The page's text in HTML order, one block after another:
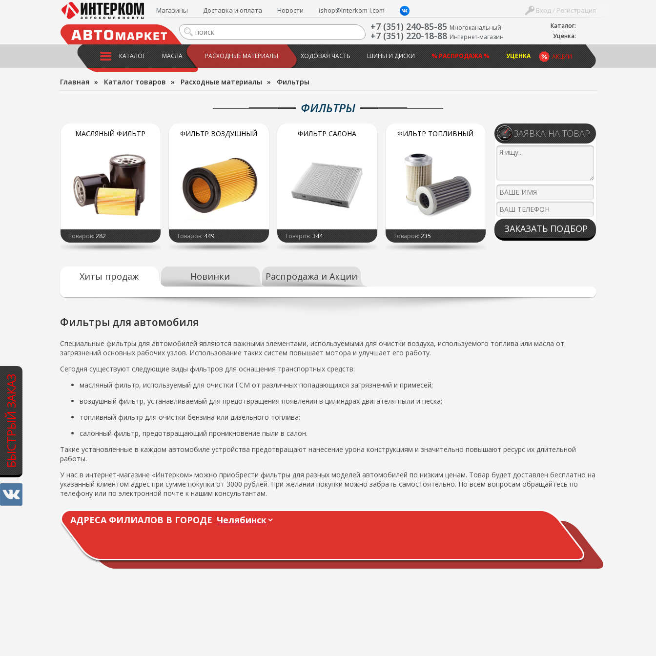
БЫСТРЫЙ ЗАКАЗ
Каталог:
Уценка:
Вход / Регистрация
Магазины Доставка и оплата Новости ishop@interkom-l.com
+7 (351) 240-85-85 Многоканальный
+7 (351) 220-18-88 Интернет-магазин
АКЦИИ
КАТАЛОГ МАСЛА РАСХОДНЫЕ МАТЕРИАЛЫ ХОДОВАЯ ЧАСТЬ ШИНЫ И ДИСКИ % РАСПРОДАЖА % УЦЕНКА
Главная » Каталог товаров » Расходные материалы » Фильтры
ФИЛЬТРЫ
ЗАЯВКА НА ТОВАР
ЗАКАЗАТЬ ПОДБОР
МАСЛЯНЫЙ ФИЛЬТР
Товаров: 282
ФИЛЬТР ВОЗДУШНЫЙ
Товаров: 449
ФИЛЬТР САЛОНА
Товаров: 344
ФИЛЬТР ТОПЛИВНЫЙ
Товаров: 235
Хиты продаж Новинки Распродажа и Акции
Фильтры для автомобиля
Специальные фильтры для автомобилей являются важными элементами, используемыми для очистки воздуха, используемого топлива или масла от
загрязнений основных рабочих узлов. Использование таких систем повышает мотора и улучшает его работу.
Сегодня существуют следующие виды фильтров для оснащения транспортных средств:
масляный фильтр, используемый для очистки ГСМ от различных попадающихся загрязнений и примесей;
воздушный фильтр, устанавливаемый для предотвращения появления в цилиндрах двигателя пыли и песка;
топливный фильтр для очистки бензина или дизельного топлива;
салонный фильтр, предотвращающий проникновение пыли в салон.
Такие установленные в каждом автомобиле устройства предотвращают нанесение урона конструкциям и значительно повышают ресурс их длительной
работы.
У нас в интернет-магазине «Интерком» можно приобрести фильтры для разных моделей автомобилей по низким ценам. Товар будет доставлен бесплатно на
указанный клиентом адрес при сумме покупки от 3000 рублей. При желании покупки можно забрать самостоятельно. По всем вопросам обращайтесь по
телефону или по электронной почте к нашим консультантам.
АДРЕСА ФИЛИАЛОВ В ГОРОДЕ